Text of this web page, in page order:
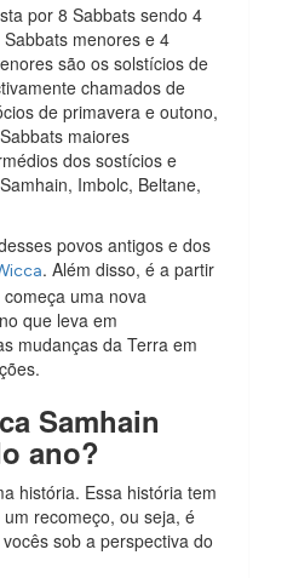
por 8 Sabbats sendo 4
menores e 4
são os solstícios de
chamados de
de primavera e outono,
maiores
dos sostícios e
Imbolc, Beltane,
povos antigos e dos
. Além disso, é a partir
uma nova
que leva em
mudanças da Terra em
Samhain
ano?
história. Essa história tem
recomeço, ou seja, é
sob a perspectiva do